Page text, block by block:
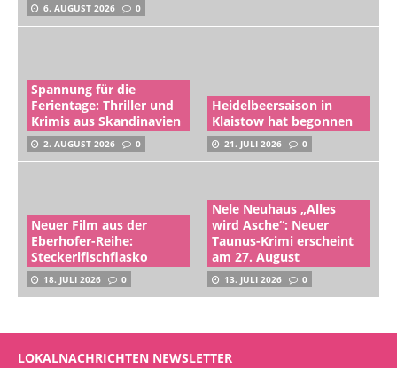
6. AUGUST 2026 0
Spannung für die
Ferientage: Thriller und
Krimis aus Skandinavien
2. AUGUST 2026 0
Heidelbeersaison in
Klaistow hat begonnen
21. JULI 2026 0
Neuer Film aus der
Eberhofer-Reihe:
Steckerlfischfiasko
18. JULI 2026 0
Nele Neuhaus „Alles
wird Asche“: Neuer
Taunus-Krimi erscheint
am 27. August
13. JULI 2026 0
LOKALNACHRICHTEN NEWSLETTER